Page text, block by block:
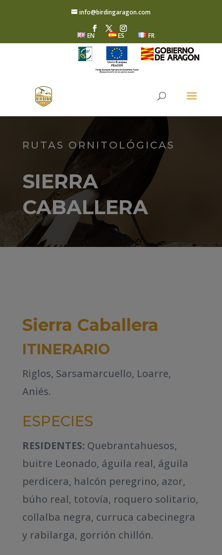
info@birdingaragon.com
EN ES FR
RUTAS ORNITOLÓGICAS
SIERRA
CABALLERA
Sierra Caballera
ITINERARIO
Riglos, Sarsamarcuello, Loarre,
Aniés.
ESPECIES
RESIDENTES: Quebrantahuesos,
buitre Leonado, águila real, águila
perdicera, halcón peregrino, azor,
búho real, totovía, roquero solitario,
collalba negra, curruca cabecinegra
y rabilarga, gorrión chillón.